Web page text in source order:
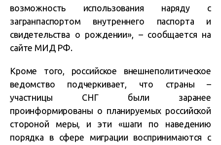
возможность использования наряду с
загранпаспортом внутреннего паспорта и
свидетельства о рождении», – сообщается на
сайте МИД РФ.
Кроме того, российское внешнеполитическое
ведомство подчеркивает, что страны –
участницы СНГ были заранее
проинформированы о планируемых российской
стороной меры, и эти «шаги по наведению
порядка в сфере миграции воспринимаются с